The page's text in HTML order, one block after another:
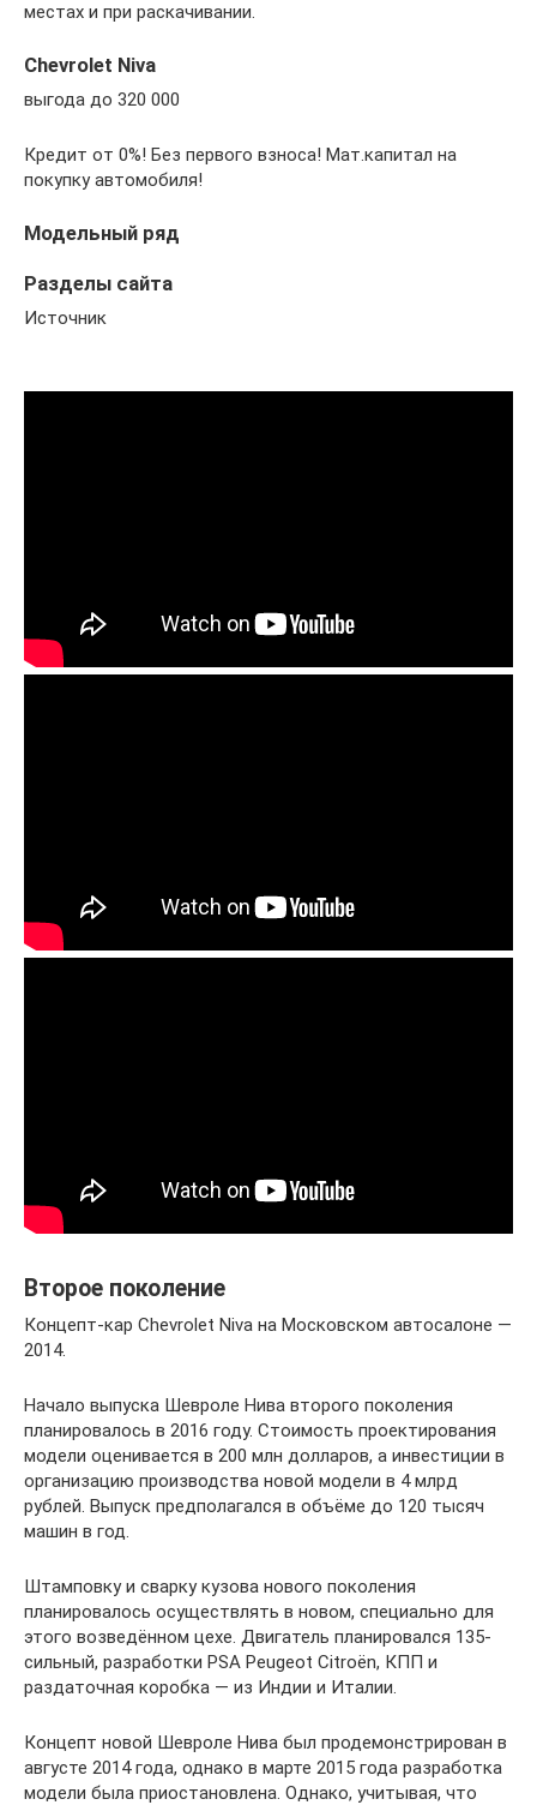
местах и при раскачивании.
Chevrolet Niva
выгода до 320 000
Кредит от 0%! Без первого взноса! Мат.капитал на
покупку автомобиля!
Модельный ряд
Разделы сайта
Источник
Второе поколение
Концепт-кар Chevrolet Niva на Московском автосалоне —
2014.
Начало выпуска Шевроле Нива второго поколения
планировалось в 2016 году. Стоимость проектирования
модели оценивается в 200 млн долларов, а инвестиции в
организацию производства новой модели в 4 млрд
рублей. Выпуск предполагался в объёме до 120 тысяч
машин в год.
Штамповку и сварку кузова нового поколения
планировалось осуществлять в новом, специально для
этого возведённом цехе. Двигатель планировался 135-
сильный, разработки PSA Peugeot Citroën, КПП и
раздаточная коробка — из Индии и Италии.
Концепт новой Шевроле Нива был продемонстрирован в
августе 2014 года, однако в марте 2015 года разработка
модели была приостановлена. Однако, учитывая, что